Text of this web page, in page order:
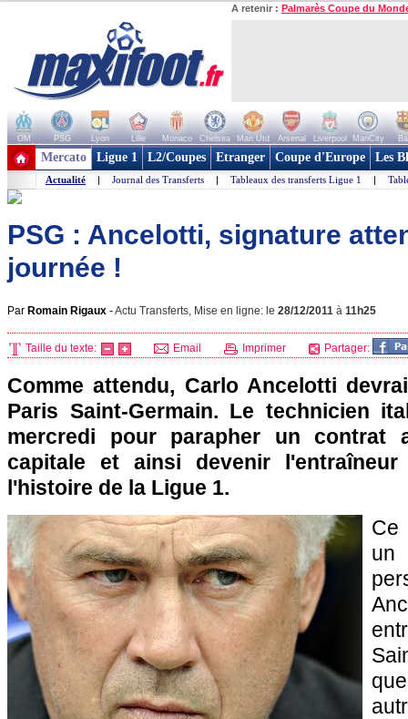
A retenir : Palmarès Coupe du
OM PSG Lyon Lille Monaco Chelsea Man Utd Arsenal Liverpool ManCity
+ de clubs
Mercato Ligue 1 L2/Coupes Etranger Coupe d'Europe Les
Actualité | Journal des Transferts | Tableaux des transferts Ligue 1 |
PSG : Ancelotti, signature
journée !
Par Romain Rigaux -Actu Transferts, Mise en ligne: le 28/12/2011 à 11h25
Taille du texte: Email Imprimer Partager:
Comme attendu, Carlo Ancelotti
Paris Saint-Germain. Le technicien
mercredi pour parapher un
capitale et ainsi devenir
l'histoire de la Ligue 1.
Ce